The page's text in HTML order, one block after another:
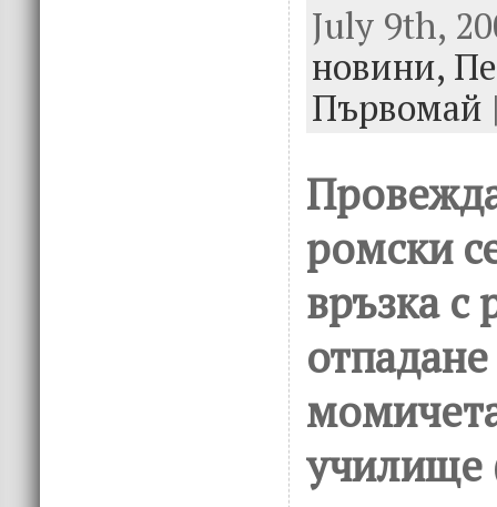
e
b
o
o
k
it
te
r
k
e
dI
n
July 9th,
новини,
Първомай
ромски
връзка с
училище